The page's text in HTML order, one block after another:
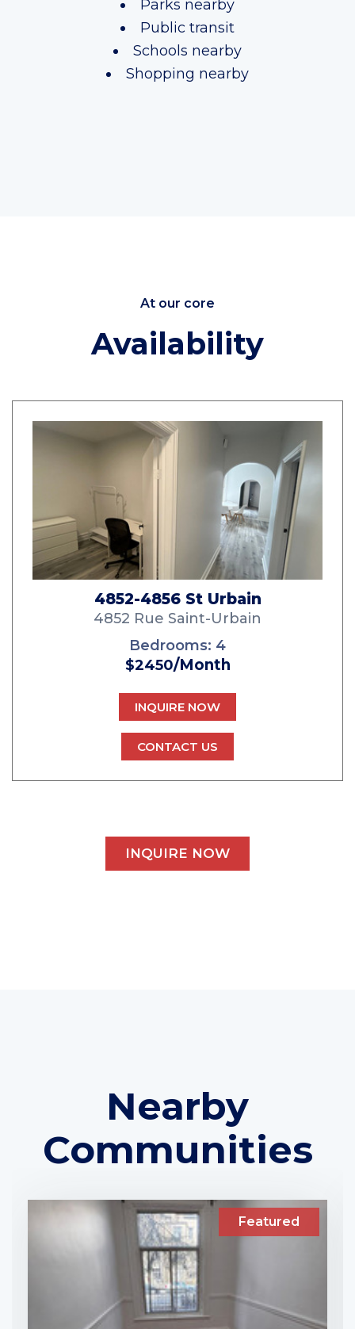
Parks nearby
Public transit
Schools nearby
Shopping nearby
At our core
Availability
4852-4856 St Urbain
4852 Rue Saint-Urbain
Bedrooms: 4
$2450/Month
INQUIRE NOW
CONTACT US
INQUIRE NOW
Nearby
Communities
Featured